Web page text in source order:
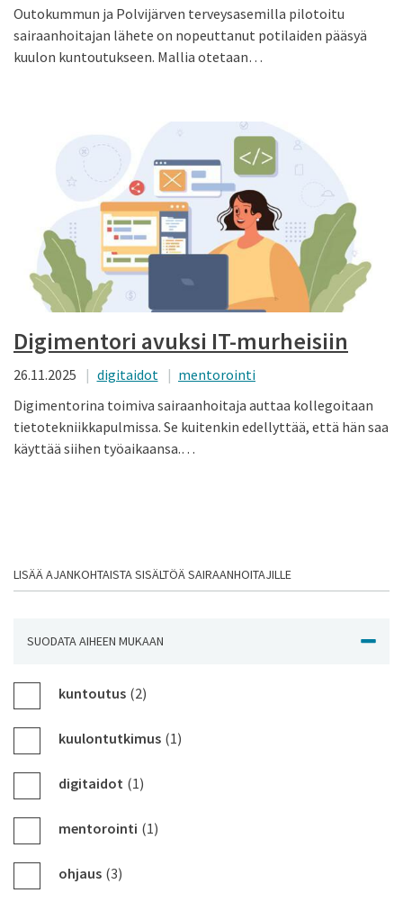
Outokummun ja Polvijärven terveysasemilla pilotoitu
sairaanhoitajan lähete on nopeuttanut potilaiden pääsyä
kuulon kuntoutukseen. Mallia otetaan…
Digimentori avuksi IT-murheisiin
26.11.2025 digitaidot
mentorointi
Digimentorina toimiva sairaanhoitaja auttaa kollegoitaan
tietotekniikka­pulmissa. Se kuitenkin edellyttää, että hän saa
käyttää siihen työaikaansa.…
LISÄÄ AJANKOHTAISTA SISÄLTÖÄ SAIRAANHOITAJILLE
kuntoutus (2)
kuulontutkimus (1)
digitaidot (1)
mentorointi (1)
ohjaus (3)
SUODATA AIHEEN MUKAAN NÄYTÄ